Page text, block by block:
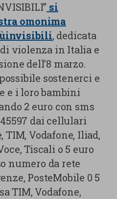
si
omonima
, dedicata
violenza in Italia e
dell’8 marzo.
sostenerci e
e i loro bambini
2 euro con sms
dai cellulari
Vodafone, Iliad,
Tiscali o 5 euro
numero da rete
PosteMobile 0 5
TIM, Vodafone,